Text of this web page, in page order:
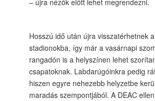
– újra nézők előtt lehet megrendezni.
Hosszú idő után újra visszatérhetnek
stadionokba, így már a vasárnapi
rangadón is a helyszínen lehet
csapatoknak. Labdarúgóinkra pedig
hiszen egyre nehezebb helyzetbe
maradás szempontjából. A DEAC